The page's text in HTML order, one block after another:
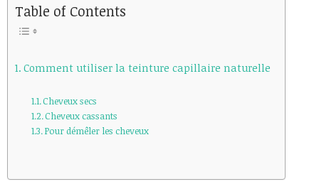
Table of Contents
Comment utiliser la teinture capillaire naturelle
Cheveux secs
Cheveux cassants
Pour démêler les cheveux